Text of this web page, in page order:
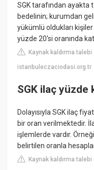
SGK tarafından ayakta
bedelinin; kurumdan
yükümlü oldukları
yüzde 20'si oranında
Kaynak kaldırma talebi
istanbuleczaciodasi.org.tr
SGK ilaç yüzde
Dolayısıyla SGK ilaç
bir oran verilmektedir.
işlemlerde vardır.
belirtilen oranla
Kaynak kaldırma talebi